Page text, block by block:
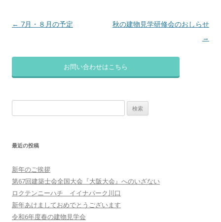
投
ゲ
← 7月・８月の予定
秋の建物見学研修会のおしらせ
→
お問い合わせはこちら
索:
最近の投稿
新年のご挨拶
第67回建築士会全国大会『大阪大会』へのいざない
ロクテンニーハチ イイナパーク川口
新年あけましておめでとうございます
令和6年度春の建物見学会